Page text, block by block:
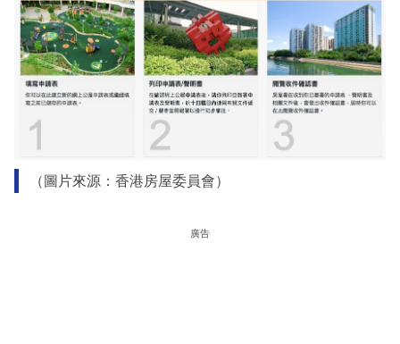
（圖片來源：香港房屋委員會）
廣告